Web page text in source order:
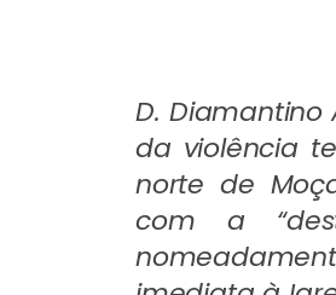
D. Diamantino
da violência
norte de
com a